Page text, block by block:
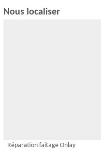
Nous localiser
Réparation faitage Onlay